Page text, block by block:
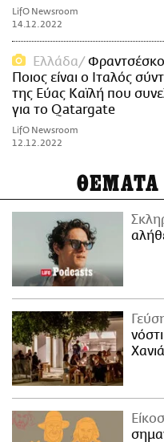
LifO Newsroom
14.12.2022
Ελλάδα
Φραντσέσκο
Ποιος είναι ο Ιταλός
της Εύας Καϊλή που
για το Qatargate
LifO Newsroom
12.12.2022
ΘΕΜΑΤΑ